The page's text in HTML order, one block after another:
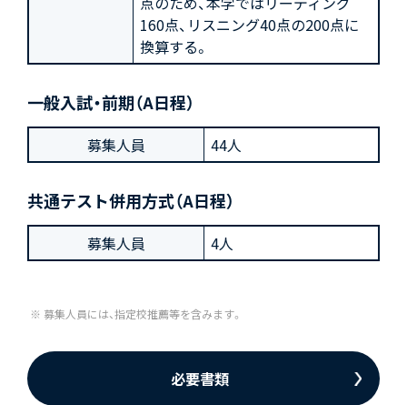
160点、リスニング40点の200点に
換算する。
一般入試・前期（A日程）
募集人員 44人
共通テスト併用方式（A日程）
募集人員 4人
募集人員には、指定校推薦等を含みます。
必要書類